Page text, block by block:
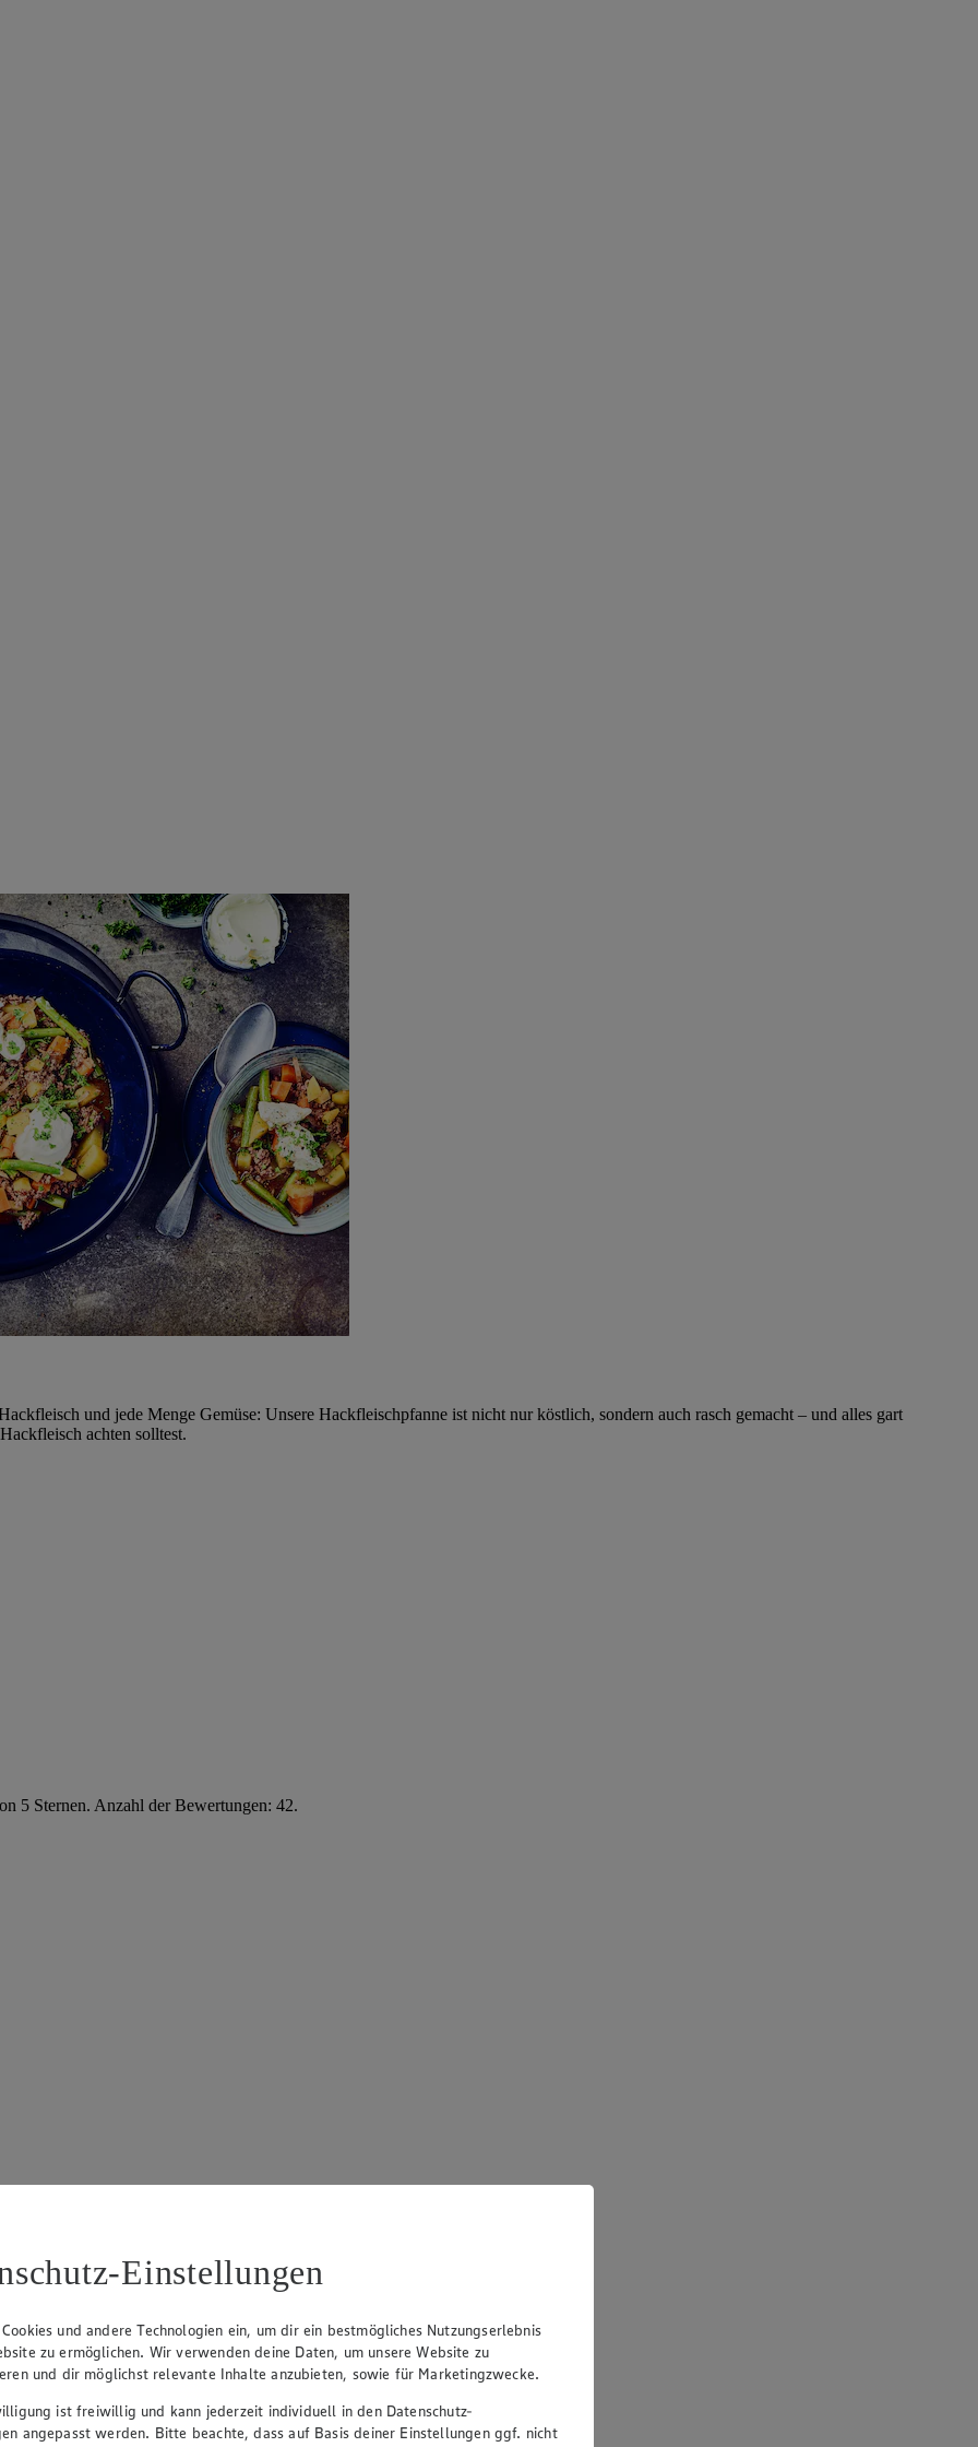
und jede Menge Gemüse: Unsere Hackfleischpfanne ist nicht nur köstlich, sondern auch rasch gemacht – und alles gart
achten solltest.
5 Sternen. Anzahl der Bewertungen: 42.
Einstellungen
und andere Technologien ein, um dir ein bestmögliches Nutzungserlebnis
zu ermöglichen. Wir verwenden deine Daten, um unsere Website zu
und dir möglichst relevante Inhalte anzubieten, sowie für Marketingzwecke.
ist freiwillig und kann jederzeit individuell in den Datenschutz-
angepasst werden. Bitte beachte, dass auf Basis deiner Einstellungen ggf. nicht